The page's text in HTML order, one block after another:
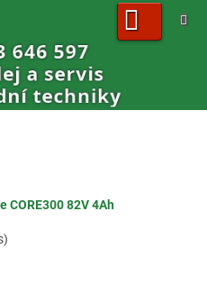
NÁKUPNÍ
CORE300 82V 4Ah